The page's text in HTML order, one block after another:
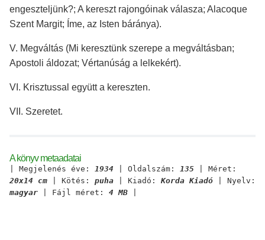
engeszteljünk?; A kereszt rajongóinak válasza; Alacoque
Szent Margit; Íme, az Isten báránya).
V. Megváltás (Mi keresztünk szerepe a megváltásban;
Apostoli áldozat; Vértanúság a lelkekért).
VI. Krisztussal együtt a kereszten.
VII. Szeretet.
A könyv metaadatai
| Megjelenés éve: 1934 | Oldalszám: 135 | Méret:
20x14 cm | Kötés: puha | Kiadó: Korda Kiadó | Nyelv:
magyar | Fájl méret: 4 MB